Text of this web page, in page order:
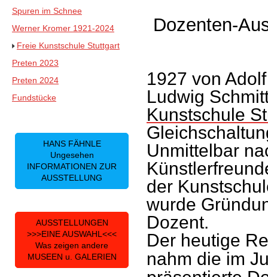
Dozenten-
1927 von
Ludwig
Kunstschule
Unmittelbar
der
wurde
Dozent.
Der heutige
nahm die im
Spuren im Schnee
Werner Kromer 1921-2024
Freie Kunstschule Stuttgart
Preten 2023
Preten 2024
Fundstücke
HANS FÄHNLE
Ungesehen
INFORMATIONEN ZUR
AUSSTELLUNG
AUSSTELLUNGEN
>>>EINE AUSWAHL<<<
Was zeigen andere
MUSEEN u. GALERIEN